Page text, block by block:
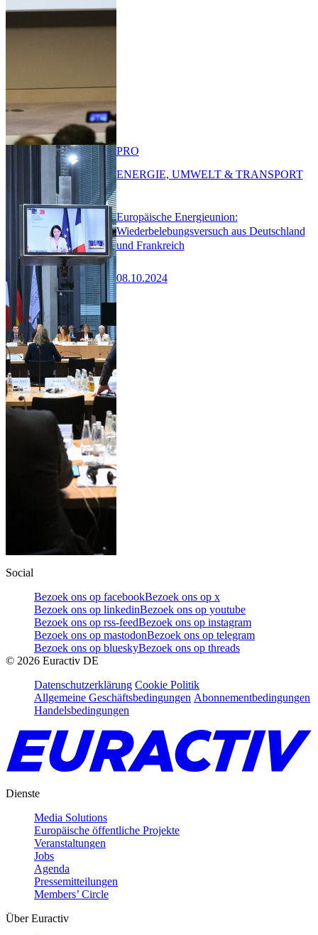
Europäische Energieunion:
Wiederbelebungsversuch aus Deutschland
und Frankreich
08.10.2024
PRO
ENERGIE, UMWELT & TRANSPORT
Social
Bezoek ons op facebookBezoek ons op x
Bezoek ons op linkedinBezoek ons op youtube
Bezoek ons op rss-feedBezoek ons op instagram
Bezoek ons op mastodonBezoek ons op telegram
Bezoek ons op blueskyBezoek ons op threads
© 2026 Euractiv DE
Datenschutzerklärung Cookie Politik
Allgemeine Geschäftsbedingungen Abonnementbedingungen
Handelsbedingungen
Dienste
Media Solutions
Europäische öffentliche Projekte
Veranstaltungen
Jobs
Agenda
Pressemitteilungen
Members’ Circle
Über Euractiv